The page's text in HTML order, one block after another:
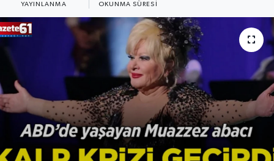
YAYINLANMA OKUNMA SÜRESI
Son Dakika Haberleri
Haber Arşivi